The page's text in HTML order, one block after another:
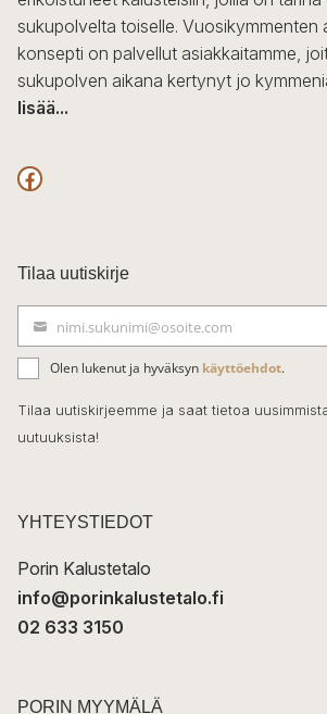
sukupolvelta toiselle. Vuosikymmenten
konsepti on palvellut asiakkaitamme,
sukupolven aikana kertynyt jo
lisää...
F
c
e
b
o
o
k
Tilaa uutiskirje
ä
h
k
p
t
nimi.sukunimi@osoite.com
Olen lukenut ja hyväksyn käyttöehdot.
Tilaa uutiskirjeemme ja saat tietoa
uutuuksista!
YHTEYSTIEDOT
Porin Kalustetalo
info@porinkalustetalo.fi
02 633 3150
PORIN MYYMÄLÄ